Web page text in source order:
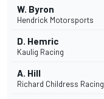
W. Byron
Hendrick Motorsports
D. Hemric
Kaulig Racing
A. Hill
Richard Childress Racing